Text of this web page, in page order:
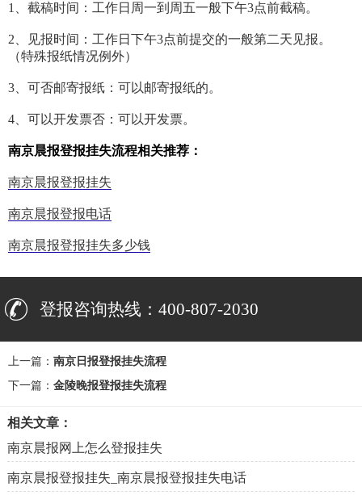
1、截稿时间：工作日周一到周五一般下午3点前截稿。
2、见报时间：工作日下午3点前提交的一般第二天见报。
（特殊报纸情况例外）
3、可否邮寄报纸：可以邮寄报纸的。
4、可以开发票否：可以开发票。
南京晨报登报挂失流程相关推荐：
南京晨报登报挂失
南京晨报登报电话
南京晨报登报挂失多少钱
登报咨询热线：400-807-2030
上一篇： 南京日报登报挂失流程
下一篇： 金陵晚报登报挂失流程
相关文章：
南京晨报网上怎么登报挂失
南京晨报登报挂失_南京晨报登报挂失电话